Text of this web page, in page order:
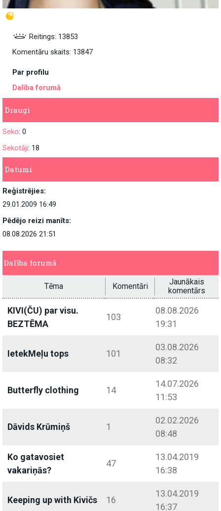
Reitings: 13853
Komentāru skaits: 13847
Par profilu
Dalība forumā
Draugi
Seko: 0
Sekotāji: 18
Datumi
Reģistrējies:
29.01.2009 16:49
Pēdējo reizi manīts:
08.08.2026 21:51
Dalība forumā
Tēma Komentāri
Jaunākais
komentārs
KIVI(ČU) par visu.
BEZTĒMA
103
08.08.2026
19:31
IetekMeļu tops 101
03.08.2026
08:32
Butterfly clothing 14
14.07.2026
11:53
Dāvids Krūmiņš 1
02.02.2026
08:48
Ko gatavosiet
vakariņās?
47
13.04.2019
16:38
Keeping up with Kivičs 16
13.04.2019
16:37